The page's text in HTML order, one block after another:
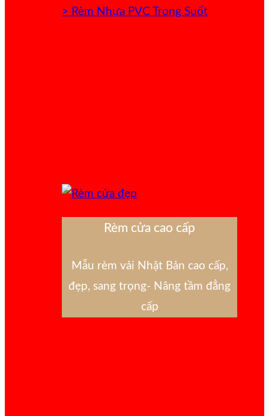
> Rèm Nhựa PVC Trong Suốt
Rèm cửa cao cấp
Mẫu rèm vải Nhật Bản cao cấp,
đẹp, sang trọng- Nâng tầm đẳng
cấp